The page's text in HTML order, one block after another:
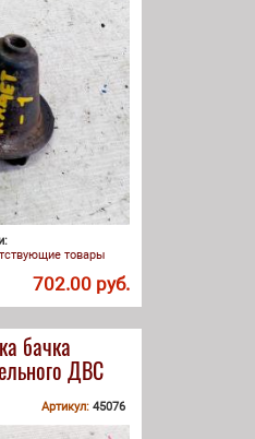
товары
702.00 руб.
бачка
ДВС
Артикул: 45076